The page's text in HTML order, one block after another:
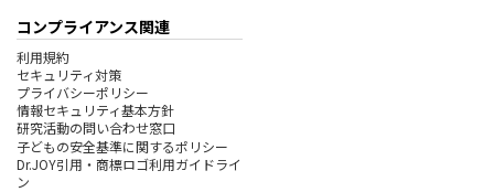
コンプライアンス関連
利用規約
セキュリティ対策
プライバシーポリシー
情報セキュリティ基本方針
研究活動の問い合わせ窓口
子どもの安全基準に関するポリシー
Dr.JOY引用・商標ロゴ利用ガイドライ
ン